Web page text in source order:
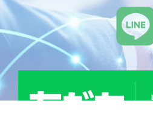
i